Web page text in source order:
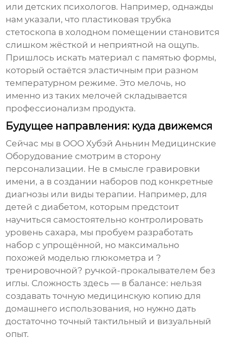
или детских психологов. Например, однажды
нам указали, что пластиковая трубка
стетоскопа в холодном помещении становится
слишком жёсткой и неприятной на ощупь.
Пришлось искать материал с памятью формы,
который остаётся эластичным при разном
температурном режиме. Это мелочь, но
именно из таких мелочей складывается
профессионализм продукта.
Будущее направления: куда движемся
Сейчас мы в ООО Хубэй Аньнин Медицинские
Оборудование смотрим в сторону
персонализации. Не в смысле гравировки
имени, а в создании наборов под конкретные
диагнозы или виды терапии. Например, для
детей с диабетом, которым предстоит
научиться самостоятельно контролировать
уровень сахара, мы пробуем разработать
набор с упрощённой, но максимально
похожей моделью глюкометра и ?
тренировочной? ручкой-прокалывателем без
иглы. Сложность здесь — в балансе: нельзя
создавать точную медицинскую копию для
домашнего использования, но нужно дать
достаточно точный тактильный и визуальный
опыт.